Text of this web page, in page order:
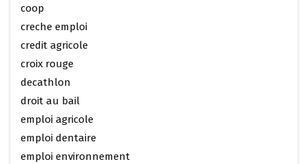
coop
creche emploi
credit agricole
croix rouge
decathlon
droit au bail
emploi agricole
emploi dentaire
emploi environnement